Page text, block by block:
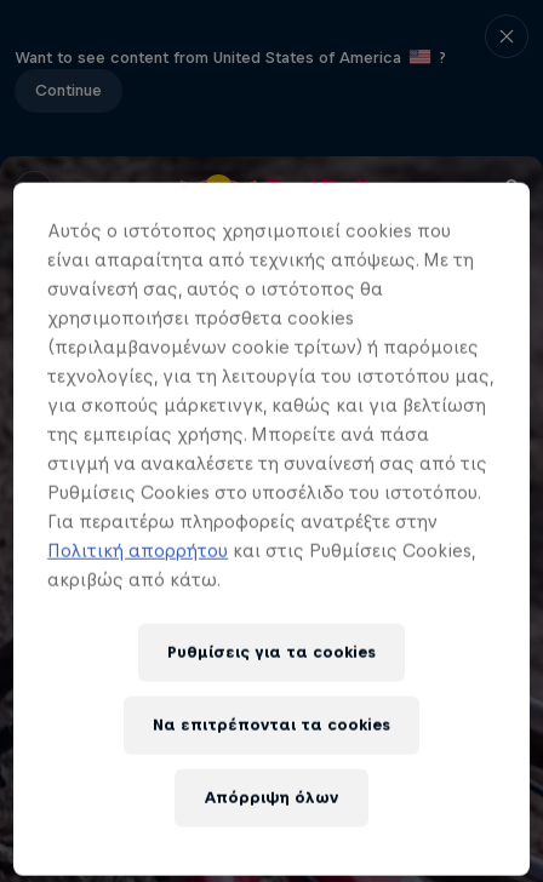
Want to see content from United States of America
?
Continue
Αυτός ο ιστότοπος χρησιμοποιεί cookies που
είναι απαραίτητα από τεχνικής απόψεως. Με τη
συναίνεσή σας, αυτός ο ιστότοπος θα
χρησιμοποιήσει πρόσθετα cookies
(περιλαμβανομένων cookie τρίτων) ή παρόμοιες
τεχνολογίες, για τη λειτουργία του ιστοτόπου μας,
για σκοπούς μάρκετινγκ, καθώς και για βελτίωση
της εμπειρίας χρήσης. Μπορείτε ανά πάσα
στιγμή να ανακαλέσετε τη συναίνεσή σας από τις
Ρυθμίσεις Cookies στο υποσέλιδο του ιστοτόπου.
Για περαιτέρω πληροφορείς ανατρέξτε στην
Πολιτική απορρήτου και στις Ρυθμίσεις Cookies,
ακριβώς από κάτω.
Ρυθμίσεις για τα cookies
Απόρριψη όλων
Να επιτρέπονται τα cookies